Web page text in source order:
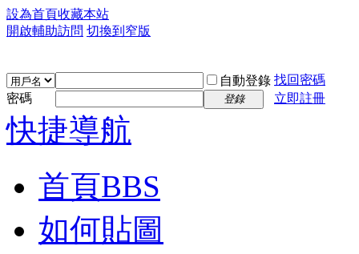
設為首頁收藏本站
開啟輔助訪問 切換到窄版
自動登錄 找回密碼
密碼
登錄 立即註冊
快捷導航
首頁BBS
如何貼圖